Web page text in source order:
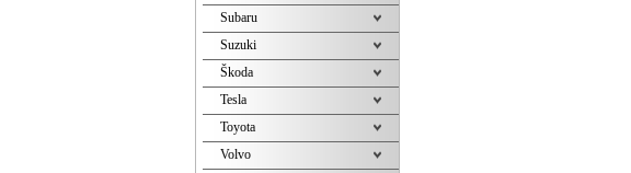
Subaru
Suzuki
Škoda
Tesla
Toyota
Volvo